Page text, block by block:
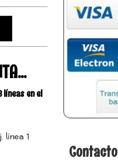
en el
línea 1
Contacto